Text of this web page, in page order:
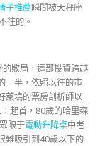
子推薦瞬間被天秤座
往的。
敗局，這部投資跨越
一半，依照以往的市
萊塢的票房剖析師以
起首，80歲的哈里森
限于電動升降桌中老
難吸引到40歲以下的